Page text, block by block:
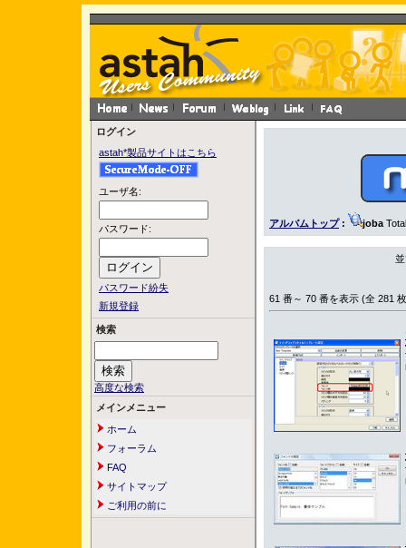
ログイン
astah*製品サイトはこちら
ユーザ名:
パスワード:
パスワード紛失
新規登録
検索
高度な検索
メインメニュー
ホーム
フォーラム
FAQ
サイトマップ
ご利用の前に
アルバムトップ: joba
61 番～ 70 番を表示 (全 281